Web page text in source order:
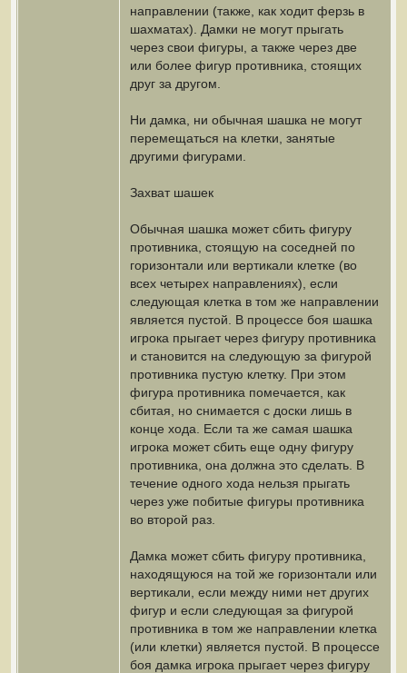
направлении (также, как ходит ферзь в
шахматах). Дамки не могут прыгать
через свои фигуры, а также через две
или более фигур противника, стоящих
друг за другом.
Ни дамка, ни обычная шашка не могут
перемещаться на клетки, занятые
другими фигурами.
Захват шашек
Обычная шашка может сбить фигуру
противника, стоящую на соседней по
горизонтали или вертикали клетке (во
всех четырех направлениях), если
следующая клетка в том же направлении
является пустой. В процессе боя шашка
игрока прыгает через фигуру противника
и становится на следующую за фигурой
противника пустую клетку. При этом
фигура противника помечается, как
сбитая, но снимается с доски лишь в
конце хода. Если та же самая шашка
игрока может сбить еще одну фигуру
противника, она должна это сделать. В
течение одного хода нельзя прыгать
через уже побитые фигуры противника
во второй раз.
Дамка может сбить фигуру противника,
находящуюся на той же горизонтали или
вертикали, если между ними нет других
фигур и если следующая за фигурой
противника в том же направлении клетка
(или клетки) является пустой. В процессе
боя дамка игрока прыгает через фигуру